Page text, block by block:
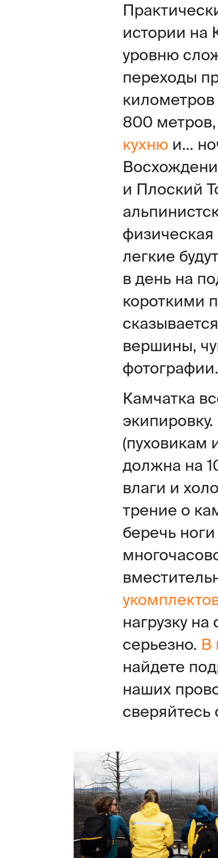
истории на
уровню
переходы
800
кухню и…
и Плоский
легкие
в день на
короткими
вершины,
фотографии.
Камчатка
(пуховикам
должна на
влаги и
трение о
беречь
нагрузку
серьезно. В
найдете
наших
сверяйтесь